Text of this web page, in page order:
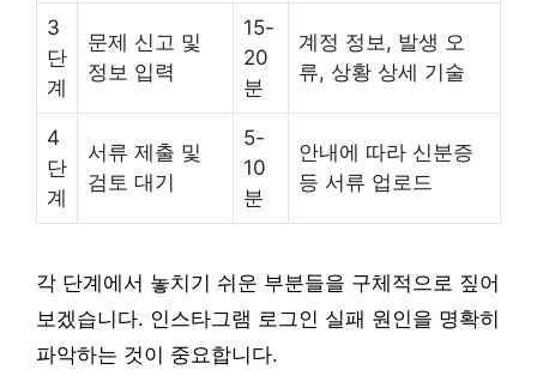
3
단
계
문제 신고 및
정보 입력
15-
20
분
계정 정보, 발생 오
류, 상황 상세 기술
4
단
계
서류 제출 및
검토 대기
5-
10
분
안내에 따라 신분증
등 서류 업로드
각 단계에서 놓치기 쉬운 부분들을 구체적으로 짚어
보겠습니다. 인스타그램 로그인 실패 원인을 명확히
파악하는 것이 중요합니다.